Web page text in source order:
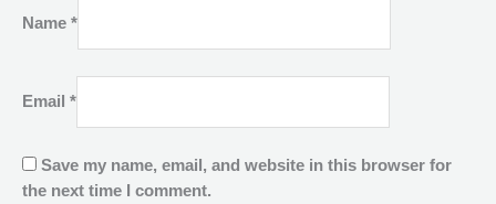
Name *
Email *
Save my name, email, and website in this browser for
the next time I comment.